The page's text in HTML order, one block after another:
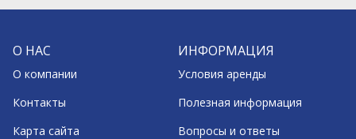
О НАС
О компании
Контакты
Карта сайта
ИНФОРМАЦИЯ
Условия аренды
Полезная информация
Вопросы и ответы